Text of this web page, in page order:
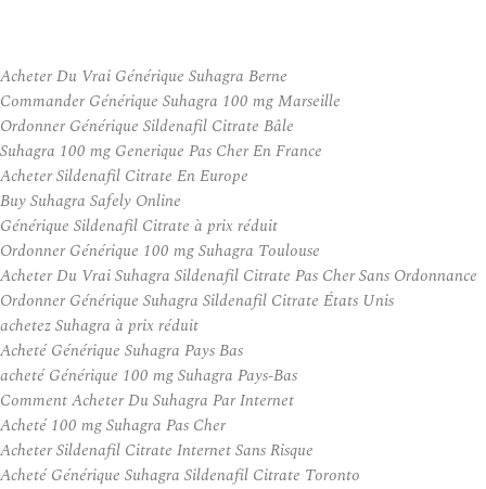
Acheter Du Vrai Générique Suhagra Berne
Commander Générique Suhagra 100 mg Marseille
Ordonner Générique Sildenafil Citrate Bâle
Suhagra 100 mg Generique Pas Cher En France
Acheter Sildenafil Citrate En Europe
Buy Suhagra Safely Online
Générique Sildenafil Citrate à prix réduit
Ordonner Générique 100 mg Suhagra Toulouse
Acheter Du Vrai Suhagra Sildenafil Citrate Pas Cher Sans Ordonnance
Ordonner Générique Suhagra Sildenafil Citrate États Unis
achetez Suhagra à prix réduit
Acheté Générique Suhagra Pays Bas
acheté Générique 100 mg Suhagra Pays-Bas
Comment Acheter Du Suhagra Par Internet
Acheté 100 mg Suhagra Pas Cher
Acheter Sildenafil Citrate Internet Sans Risque
Acheté Générique Suhagra Sildenafil Citrate Toronto